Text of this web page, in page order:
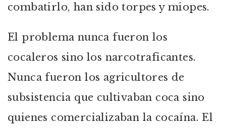
combatirlo, han sido torpes y miopes.
El problema nunca fueron los
cocaleros sino los narcotraficantes.
Nunca fueron los agricultores de
subsistencia que cultivaban coca sino
quienes comercializaban la cocaína. El